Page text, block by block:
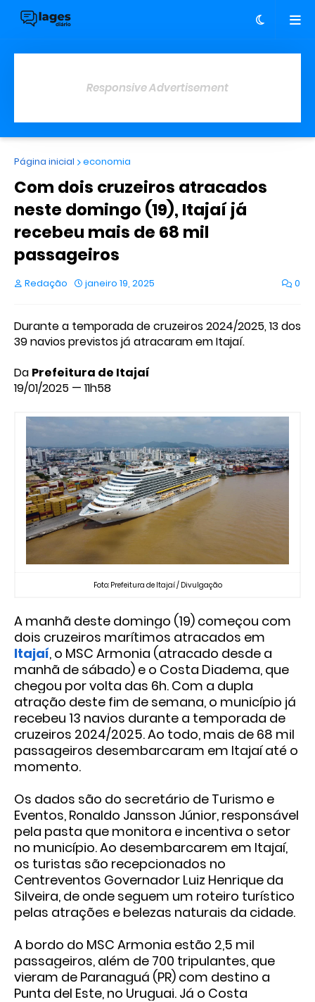
Responsive Advertisement
Página inicial economia
Com dois cruzeiros atracados
neste domingo (19), Itajaí já
recebeu mais de 68 mil
passageiros
Redação janeiro 19, 2025 0
Durante a temporada de cruzeiros 2024/2025, 13 dos
39 navios previstos já atracaram em Itajaí.
Da Prefeitura de Itajaí
19/01/2025 — 11h58
Foto: Prefeitura de Itajaí / Divulgação
A manhã deste domingo (19) começou com
dois cruzeiros marítimos atracados em
Itajaí, o MSC Armonia (atracado desde a
manhã de sábado) e o Costa Diadema, que
chegou por volta das 6h. Com a dupla
atração deste fim de semana, o município já
recebeu 13 navios durante a temporada de
cruzeiros 2024/2025. Ao todo, mais de 68 mil
passageiros desembarcaram em Itajaí até o
momento.
Os dados são do secretário de Turismo e
Eventos, Ronaldo Jansson Júnior, responsável
pela pasta que monitora e incentiva o setor
no município. Ao desembarcarem em Itajaí,
os turistas são recepcionados no
Centreventos Governador Luiz Henrique da
Silveira, de onde seguem um roteiro turístico
pelas atrações e belezas naturais da cidade.
A bordo do MSC Armonia estão 2,5 mil
passageiros, além de 700 tripulantes, que
vieram de Paranaguá (PR) com destino a
Punta del Este, no Uruguai. Já o Costa